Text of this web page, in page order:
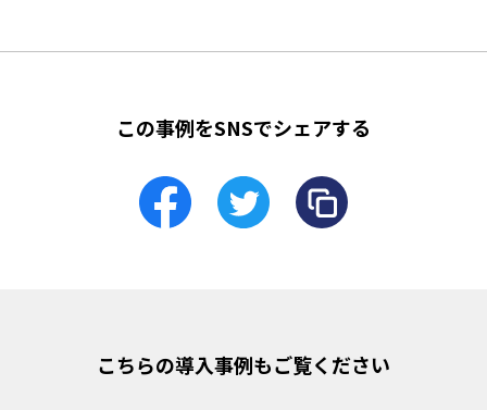
この事例をSNSでシェアする
こちらの導入事例もご覧ください